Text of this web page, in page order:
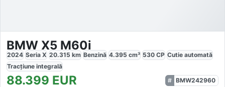
BMW X5 M60i
2024 Seria X 20.315 km Benzină 4.395 cm³ 530 CP Cutie automată
Tracțiune integrală
88.399 EUR
BMW242960